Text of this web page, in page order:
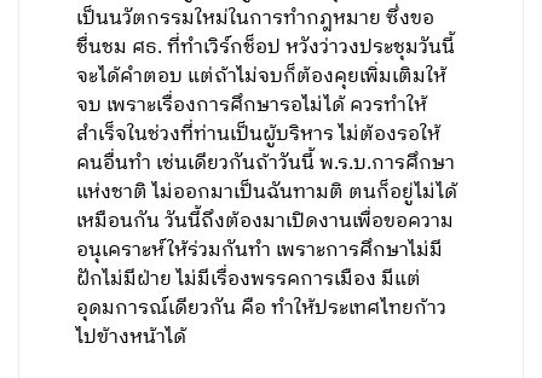
เป็นนวัตกรรมใหม่ในการทำกฎหมาย ซึ่งขอ
ชื่นชม ศธ. ที่ทำเวิร์กช็อป หวังว่าวงประชุมวันนี้
จะได้คำตอบ แต่ถ้าไม่จบก็ต้องคุยเพิ่มเติมให้
จบ เพราะเรื่องการศึกษารอไม่ได้ ควรทำให้
สำเร็จในช่วงที่ท่านเป็นผู้บริหาร ไม่ต้องรอให้
คนอื่นทำ เช่นเดียวกันถ้าวันนี้ พ.ร.บ.การศึกษา
แห่งชาติ ไม่ออกมาเป็นฉันทามติ ตนก็อยู่ไม่ได้
เหมือนกัน วันนี้ถึงต้องมาเปิดงานเพื่อขอความ
อนุเคราะห์ให้ร่วมกันทำ เพราะการศึกษาไม่มี
ฝักไม่มีฝ่าย ไม่มีเรื่องพรรคการเมือง มีแต่
อุดมการณ์เดียวกัน คือ ทำให้ประเทศไทยก้าว
ไปข้างหน้าได้